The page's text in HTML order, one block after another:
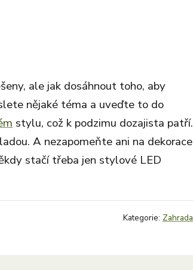
ale jak dosáhnout toho, aby
nějaké téma a uveďte to do
stylu, což k podzimu dozajista patří.
A nezapomeňte ani na dekorace
stačí třeba jen stylové LED
Kategorie: Zahrada